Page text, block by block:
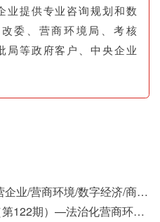
业提供专业咨询规划和数
委、营商环境局、考核
局等政府客户、中央企业
03月14日国脉政务播报（民营企业/营商环境/数字经济/商事制度改革）
国脉智库《营商环境周刊》（第122期）—法治化营商环境视域下我国行政执法公示制度浅析